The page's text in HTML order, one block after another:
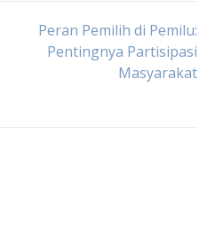
Peran Pemilih di Pemilu:
Pentingnya Partisipasi
Masyarakat